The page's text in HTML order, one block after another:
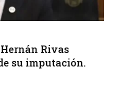
Rivas
su imputación.